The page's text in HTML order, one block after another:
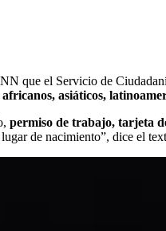
que el Servicio de
asiáticos,
permiso de trabajo, tarjeta
de nacimiento”, dice el